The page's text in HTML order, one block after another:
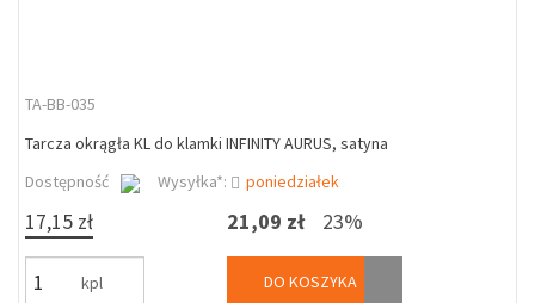
TA-BB-035
Tarcza okrągła KL do klamki INFINITY AURUS, satyna
Dostępność
Wysyłka*: poniedziałek
17,15 zł
kpl
21,09 zł 23%
DO KOSZYKA